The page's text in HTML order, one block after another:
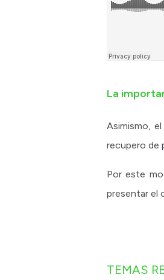
La
Asimismo,
recupero de
Por este
presentar el
TEMAS